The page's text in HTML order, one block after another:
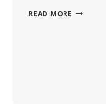
READ MORE MÖDRAR